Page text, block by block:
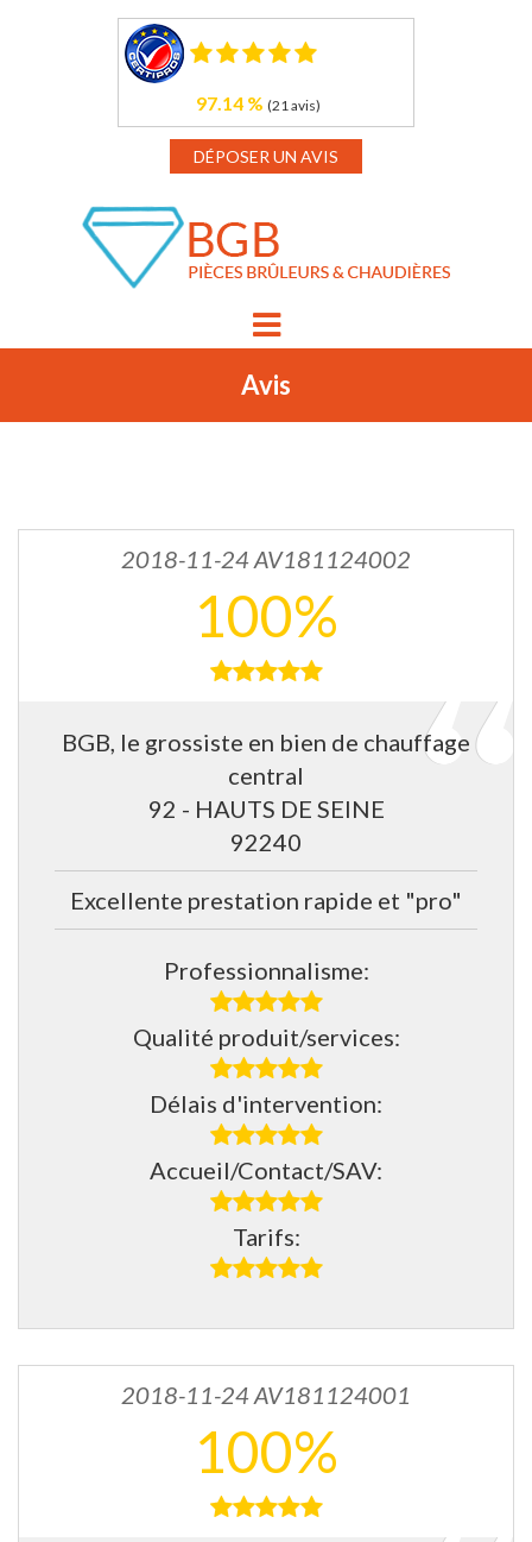
97.14 % (21 avis)
DÉPOSER UN AVIS
Avis
2018-11-24 AV181124002
100%
BGB, le grossiste en bien de chauffage
central
92 - HAUTS DE SEINE
92240
Excellente prestation rapide et "pro"
Professionnalisme:
Qualité produit/services:
Délais d'intervention:
Accueil/Contact/SAV:
Tarifs:
2018-11-24 AV181124001
100%